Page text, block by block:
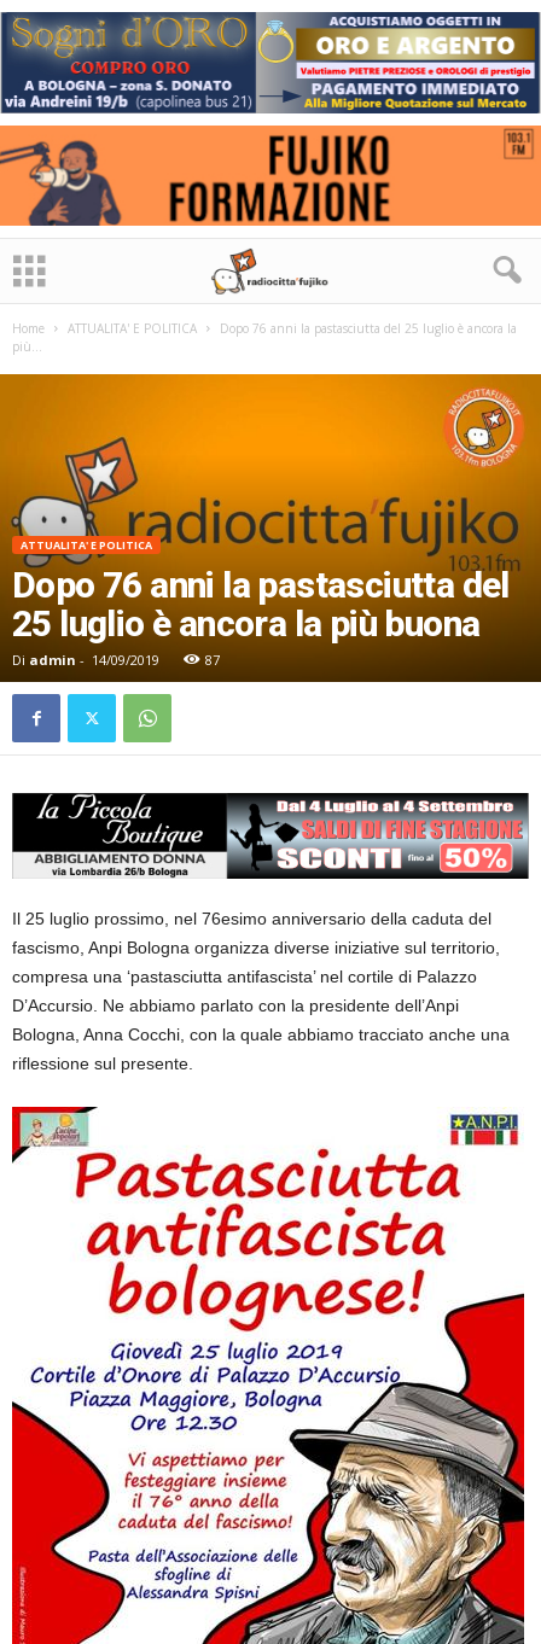
Home ATTUALITA' E POLITICA
Dopo 76 anni la pastasciutta del 25 luglio è ancora la
più...
ATTUALITA' E POLITICA
Dopo 76 anni la pastasciutta del
25 luglio è ancora la più buona
Di admin - 14/09/2019 87
Il 25 luglio prossimo, nel 76esimo anniversario della caduta del
fascismo, Anpi Bologna organizza diverse iniziative sul territorio,
compresa una ‘pastasciutta antifascista’ nel cortile di Palazzo
D’Accursio. Ne abbiamo parlato con la presidente dell’Anpi
Bologna, Anna Cocchi, con la quale abbiamo tracciato anche una
riflessione sul presente.